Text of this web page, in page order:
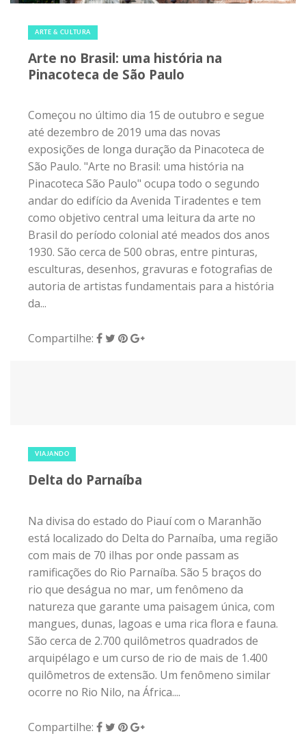
ARTE & CULTURA
Arte no Brasil: uma história na
Pinacoteca de São Paulo
Começou no último dia 15 de outubro e segue
até dezembro de 2019 uma das novas
exposições de longa duração da Pinacoteca de
São Paulo. "Arte no Brasil: uma história na
Pinacoteca São Paulo" ocupa todo o segundo
andar do edifício da Avenida Tiradentes e tem
como objetivo central uma leitura da arte no
Brasil do período colonial até meados dos anos
1930. São cerca de 500 obras, entre pinturas,
esculturas, desenhos, gravuras e fotografias de
autoria de artistas fundamentais para a história
da...
Compartilhe:
VIAJANDO
Delta do Parnaíba
Na divisa do estado do Piauí com o Maranhão
está localizado do Delta do Parnaíba, uma região
com mais de 70 ilhas por onde passam as
ramificações do Rio Parnaíba. São 5 braços do
rio que deságua no mar, um fenômeno da
natureza que garante uma paisagem única, com
mangues, dunas, lagoas e uma rica flora e fauna.
São cerca de 2.700 quilômetros quadrados de
arquipélago e um curso de rio de mais de 1.400
quilômetros de extensão. Um fenômeno similar
ocorre no Rio Nilo, na África....
Compartilhe: